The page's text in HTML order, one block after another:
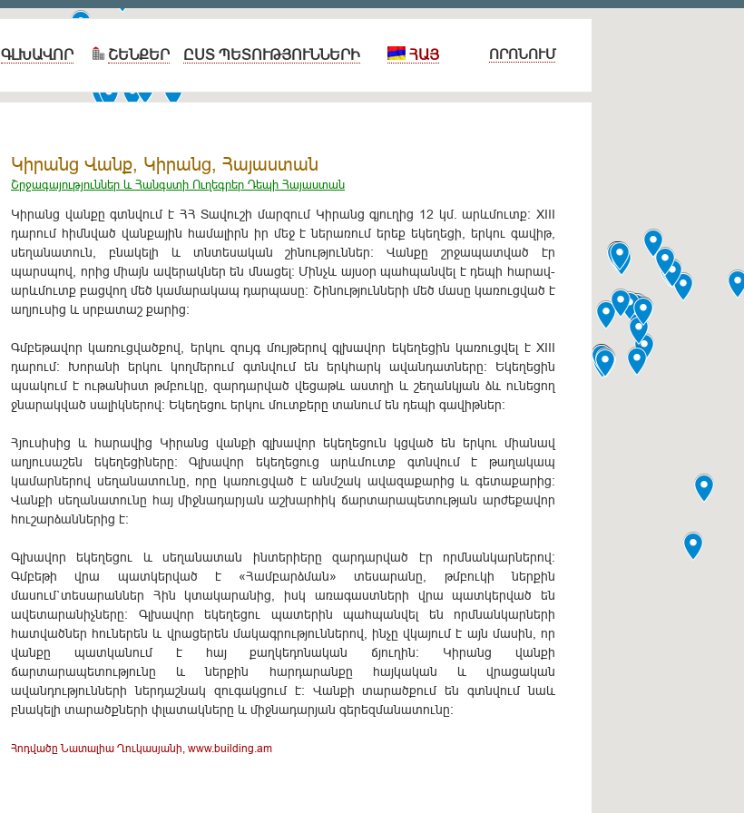
ԳԼԽԱՎՈՐ ՇԵՆՔԵՐ ԸՍՏ ՊԵՏՈՒԹՅՈՒՆՆԵՐԻ ՀԱՅ ՈՐՈՆՈՒՄ
Կիրանց Վանք, Կիրանց, Հայաստան
Շրջագայություններ և Հանգստի Ուղեգրեր Դեպի Հայաստան
Կիրանց վանքը գտնվում է ՀՀ Տավուշի մարզում Կիրանց գյուղից 12 կմ. արևմուտք: XIII
դարում հիմնված վանքային համալիրն իր մեջ է ներառում երեք եկեղեցի, երկու գավիթ,
սեղանատուն, բնակելի և տնտեսական շինություններ: Վանքը շրջապատված էր
պարսպով, որից միայն ավերակներ են մնացել: Մինչև այսօր պահպանվել է դեպի հարավ-
արևմուտք բացվող մեծ կամարակապ դարպասը: Շինությունների մեծ մասը կառուցված է
աղյուսից և սրբատաշ քարից:
Գմբեթավոր կառուցվածքով, երկու զույգ մույթերով գլխավոր եկեղեցին կառուցվել է XIII
դարում: Խորանի երկու կողմերում գտնվում են երկհարկ ավանդատները: Եկեղեցին
պսակում է ութանիստ թմբուկը, զարդարված վեցաթև աստղի և շեղանկյան ձև ունեցող
ջնարակված սալիկներով: Եկեղեցու երկու մուտքերը տանում են դեպի գավիթներ:
Հյուսիսից և հարավից Կիրանց վանքի գլխավոր եկեղեցուն կցված են երկու միանավ
աղյուսաշեն եկեղեցիները: Գլխավոր եկեղեցուց արևմուտք գտնվում է թաղակապ
կամարներով սեղանատունը, որը կառուցված է անմշակ ավազաքարից և գետաքարից:
Վանքի սեղանատունը հայ միջնադարյան աշխարհիկ ճարտարապետության արժեքավոր
հուշարձաններից է:
Գլխավոր եկեղեցու և սեղանատան ինտերիերը զարդարված էր որմնանկարներով:
Գմբեթի վրա պատկերված է «Համբարձման» տեսարանը, թմբուկի ներքին
մասում`տեսարաններ Հին կտակարանից, իսկ առագաստների վրա պատկերված են
ավետարանիչները: Գլխավոր եկեղեցու պատերին պահպանվել են որմնանկարների
հատվածներ հուներեն և վրացերեն մակագրություններով, ինչը վկայում է այն մասին, որ
վանքը պատկանում է հայ քաղկեդոնական ճյուղին: Կիրանց վանքի
ճարտարապետությունը և ներքին հարդարանքը հայկական և վրացական
ավանդությունների ներդաշնակ զուգակցում է: Վանքի տարածքում են գտնվում նաև
բնակելի տարածքների փլատակները և միջնադարյան գերեզմանատունը:
Հոդվածը Նատալիա Ղուկասյանի, www.building.am